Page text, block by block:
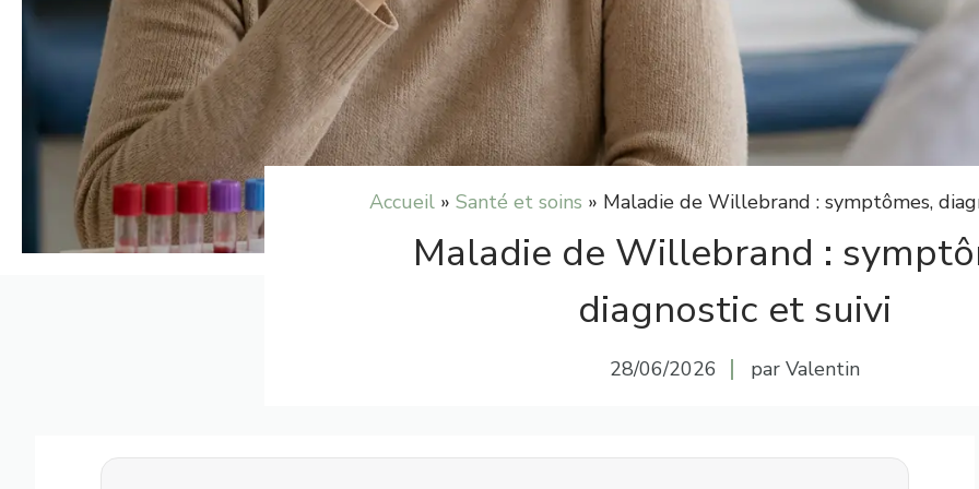
Accueil » Santé et soins » Maladie de Willebrand : symptômes,
Maladie de Willebrand :
diagnostic et suivi
28/06/2026 par Valentin